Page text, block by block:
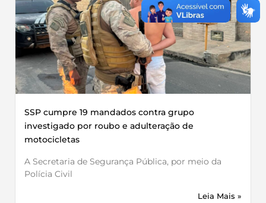
SSP cumpre 19 mandados contra grupo
investigado por roubo e adulteração de
motocicletas
A Secretaria de Segurança Pública, por meio da
Polícia Civil
Leia Mais »